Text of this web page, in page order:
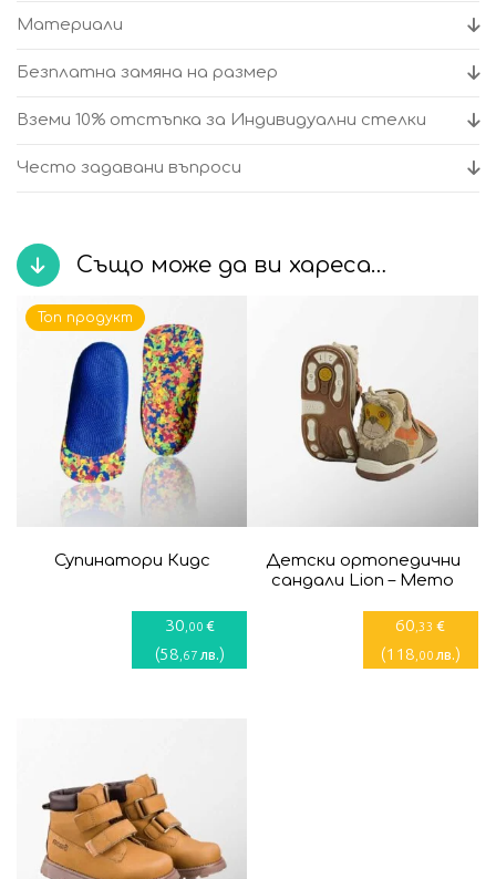
Материали
Безплатна замяна на размер
Вземи 10% отстъпка за Индивидуални стелки
Често задавани въпроси
Също може да ви хареса…
Супинатори Кидс
30 ,00 €
(58 ,67 лв.)
Топ продукт
Детски ортопедични
сандали Lion – Memo
60 ,33 €
(118 ,00 лв.)